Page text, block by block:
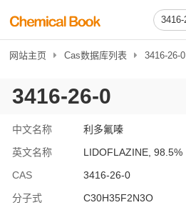
网站主页 Cas数据库列表 3416-26-0
3416-26-0
中文名称
利多氟嗪
英文名称
LIDOFLAZINE, 98.5%
CAS
3416-26-0
分子式
C30H35F2N3O